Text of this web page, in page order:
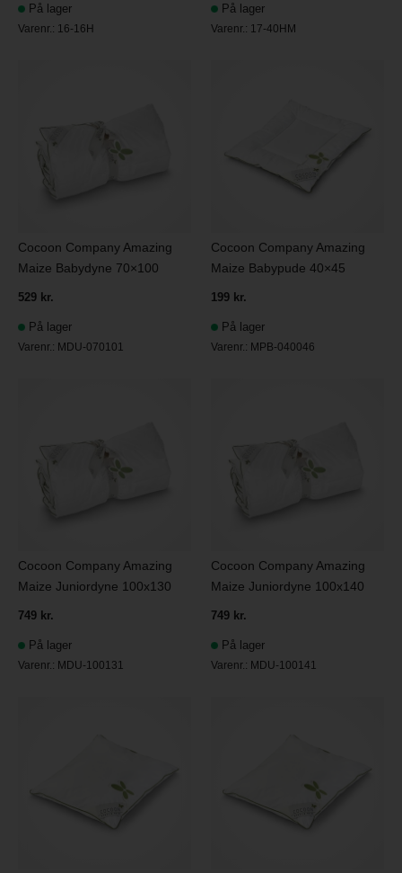
På lager
Varenr.: 16-16H
På lager
Varenr.: 17-40HM
Cocoon Company Amazing
Maize Babydyne 70×100
529 kr.
På lager
Varenr.: MDU-070101
Cocoon Company Amazing
Maize Babypude 40×45
199 kr.
På lager
Varenr.: MPB-040046
Cocoon Company Amazing
Maize Juniordyne 100x130
749 kr.
På lager
Varenr.: MDU-100131
Cocoon Company Amazing
Maize Juniordyne 100x140
749 kr.
På lager
Varenr.: MDU-100141